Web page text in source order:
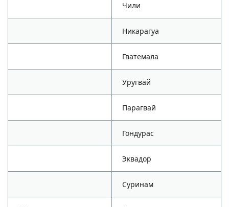
Чили
Никарагуа
Гватемала
Уругвай
Парагвай
Гондурас
Эквадор
Суринам